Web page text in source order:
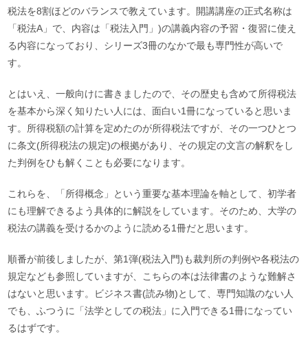
税法を8割ほどのバランスで教えています。開講講座の正式名称は
「税法A」で、内容は「税法入門」)の講義内容の予習・復習に使え
る内容になっており、シリーズ3冊のなかで最も専門性が高いで
す。
とはいえ、一般向けに書きましたので、その歴史も含めて所得税法
を基本から深く知りたい人には、面白い1冊になっていると思いま
す。所得税額の計算を定めたのが所得税法ですが、その一つひとつ
に条文(所得税法の規定)の根拠があり、その規定の文言の解釈をし
た判例をひも解くことも必要になります。
これらを、「所得概念」という重要な基本理論を軸として、初学者
にも理解できるよう具体的に解説をしています。そのため、大学の
税法の講義を受けるかのように読める1冊だと思います。
順番が前後しましたが、第1弾(税法入門)も裁判所の判例や各税法の
規定なども参照していますが、こちらの本は法律書のような難解さ
はないと思います。ビジネス書(読み物)として、専門知識のない人
でも、ふつうに「法学としての税法」に入門できる1冊になってい
るはずです。